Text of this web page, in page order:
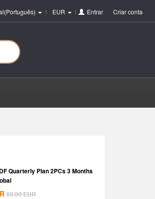
EUR Entrar ou Criar conta
Quarterly Plan 2PCs 3 Months
60.00EUR